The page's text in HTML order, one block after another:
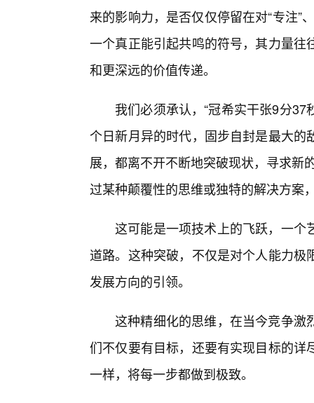
来的影响力，是否仅仅停留在对“专注”
一个真正能引起共鸣的符号，其力量
和更深远的价值传递。
我们必须承认，“冠希实干张9分37
个日新月异的时代，固步自封是最大
展，都离不开不断地突破现状，寻求新
过某种颠覆性的思维或独特的解决方案
这可能是一项技术上的飞跃，一个
道路。这种突破，不仅是对个人能力
发展方向的引领。
这种精细化的思维，在当今竞争激
们不仅要有目标，还要有实现目标的
一样，将每一步都做到极致。